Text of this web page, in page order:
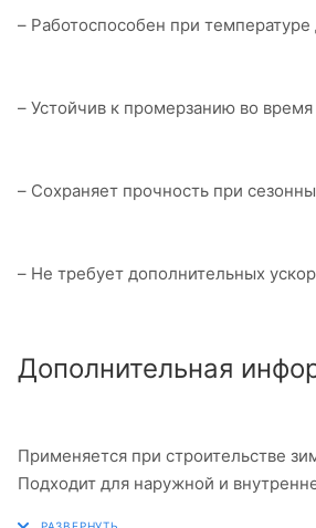
– Работоспособен при температуре
– Устойчив к промерзанию во время
– Сохраняет прочность при
– Не требует дополнительных
Дополнительная
Применяется при строительстве
Подходит для наружной и